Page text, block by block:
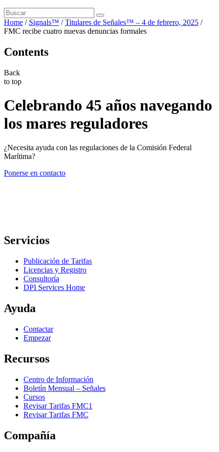
Home / Signals™ /Titulares de Señales™ – 4 de febrero, 2025 /
FMC recibe cuatro nuevas denuncias formales
Contents
Back
to top
Celebrando 45 años navegando
los mares reguladores
¿Necesita ayuda con las regulaciones de la Comisión Federal
Marítima?
Ponerse en contacto
Servicios
Publicación de Tarifas
Licencias y Registro
Consultoría
DPI Services Home
Ayuda
Contactar
Empezar
Recursos
Centro de Información
Boletín Mensual – Señales
Cursos
Revisar Tarifas FMC1
Revisar Tarifas FMC
Compañía